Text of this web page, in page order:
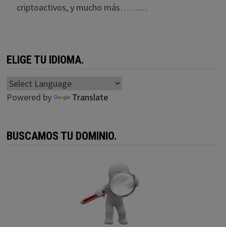
criptoactivos, y mucho más………
ELIGE TU IDIOMA.
Powered by Translate
BUSCAMOS TU DOMINIO.